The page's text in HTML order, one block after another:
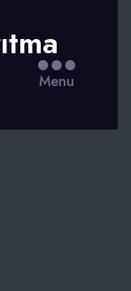
Menu